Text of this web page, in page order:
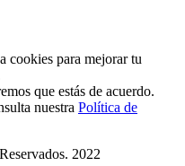
cookies para mejorar tu
que estás de acuerdo.
nuestra Política de
2022